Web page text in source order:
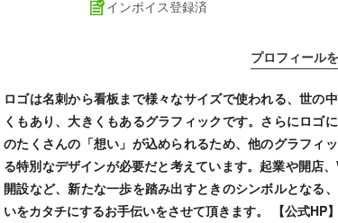
インボイス登録済
プロフィール
ロゴは名刺から看板まで様々なサイズで使われる、世の
くもあり、大きくもあるグラフィックです。さらにロゴ
のたくさんの「想い」が込められるため、他のグラフィ
る特別なデザインが必要だと考えています。起業や開店
開設など、新たな一歩を踏み出すときのシンボルとなる
いをカタチにするお手伝いをさせて頂きます。 【公式HP】